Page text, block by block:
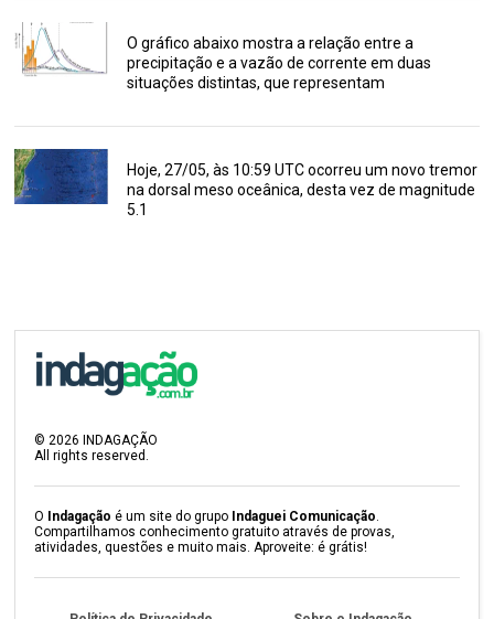
O gráfico abaixo mostra a relação entre a
precipitação e a vazão de corrente em duas
situações distintas, que representam
Hoje, 27/05, às 10:59 UTC ocorreu um novo tremor
na dorsal meso oceânica, desta vez de magnitude
5.1
©2026 INDAGAÇÃO
All rights reserved.
O Indagação é um site do grupo Indaguei Comunicação.
Compartilhamos conhecimento gratuito através de provas,
atividades, questões e muito mais. Aproveite: é grátis!